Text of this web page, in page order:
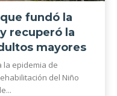
fundó la
recuperó la
mayores
la epidemia de
del Niño